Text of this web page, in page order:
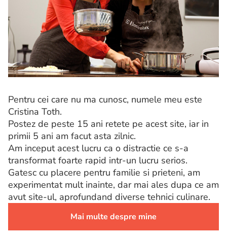
Pentru cei care nu ma cunosc, numele meu este
Cristina Toth.
Postez de peste 15 ani retete pe acest site, iar in
primii 5 ani am facut asta zilnic.
Am inceput acest lucru ca o distractie ce s-a
transformat foarte rapid intr-un lucru serios.
Gatesc cu placere pentru familie si prieteni, am
experimentat mult inainte, dar mai ales dupa ce am
avut site-ul, aprofundand diverse tehnici culinare.
Mai multe despre mine